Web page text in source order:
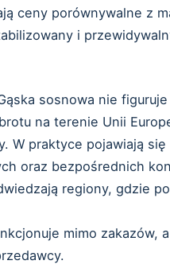
ceny porównywalne z
i
sosnowa nie
na terenie Unii
W praktyce pojawiają
oraz bezpośrednich
regiony, gdzie
mimo zakazów,